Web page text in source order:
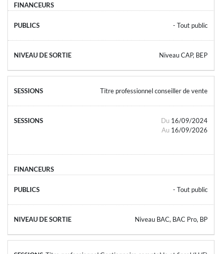
- Tout public
Niveau CAP, BEP
Titre professionnel conseiller de vente
Du 16/09/2024
Au 16/09/2026
- Tout public
Niveau BAC, BAC Pro, BP